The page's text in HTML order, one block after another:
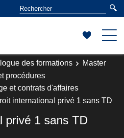
des formations
Master
procédures
et contrats d'affaires
international privé 1 sans TD
privé 1 sans TD